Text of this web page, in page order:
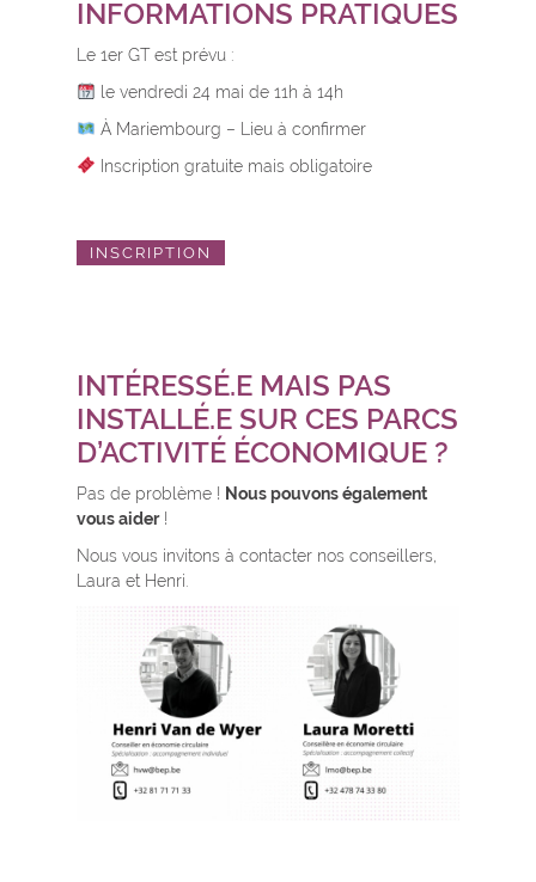
INFORMATIONS PRATIQUES
Le 1er GT est prévu :
le vendredi 24 mai de 11h à 14h
À Mariembourg – Lieu à confirmer
Inscription gratuite mais obligatoire
INSCRIPTION
INTÉRESSÉ.E MAIS PAS
INSTALLÉ.E SUR CES PARCS
D’ACTIVITÉ ÉCONOMIQUE ?
Pas de problème ! Nous pouvons également
vous aider!
Nous vous invitons à contacter nos conseillers,
Laura et Henri.